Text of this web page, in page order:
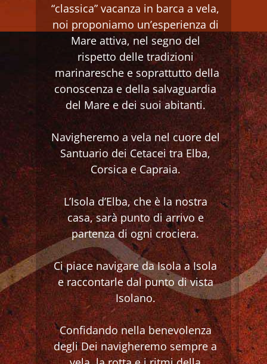
“classica” vacanza in barca a vela,
noi proponiamo un’esperienza di
Mare attiva, nel segno del
rispetto delle tradizioni
marinaresche e soprattutto della
conoscenza e della salvaguardia
del Mare e dei suoi abitanti.
Navigheremo a vela nel cuore del
Santuario dei Cetacei tra Elba,
Corsica e Capraia.
L’Isola d’Elba, che è la nostra
casa, sarà punto di arrivo e
partenza di ogni crociera.
Ci piace navigare da Isola a Isola
e raccontarle dal punto di vista
Isolano.
Confidando nella benevolenza
degli Dei navigheremo sempre a